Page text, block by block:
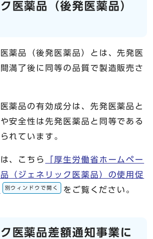
医薬品（後発医薬品）
薬品（後発医薬品）とは、先発医
満了後に同等の品質で製造販売さ
薬品の有効成分は、先発医薬品と
安全性は先発医薬品と同等である
れています。
、こちら
「厚生労働省ホームペー
（ジェネリック医薬品）の使用促
別ウィンドウで開く をご覧ください。
医薬品差額通知事業に